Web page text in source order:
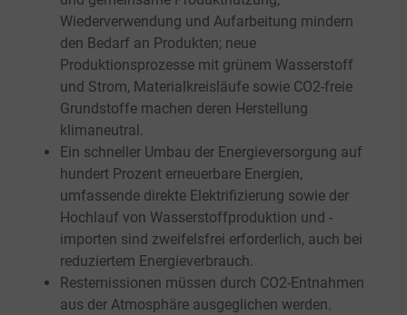
Wiederverwendung und Aufarbeitung mindern
den Bedarf an Produkten; neue
Produktionsprozesse mit grünem Wasserstoff
und Strom, Materialkreisläufe sowie CO2-freie
Grundstoffe machen deren Herstellung
klimaneutral.
Ein schneller Umbau der Energieversorgung auf
hundert Prozent erneuerbare Energien,
umfassende direkte Elektrifizierung sowie der
Hochlauf von Wasserstoffproduktion und -
importen sind zweifelsfrei erforderlich, auch bei
reduziertem Energieverbrauch.
Restemissionen müssen durch CO2-Entnahmen
aus der Atmosphäre ausgeglichen werden.